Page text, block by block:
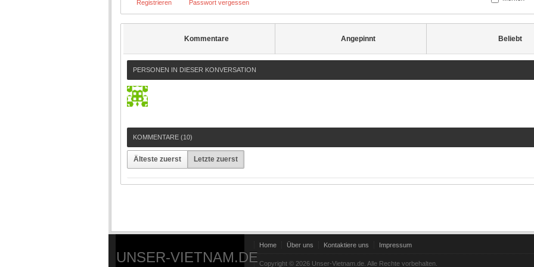
Registrieren Passwort vergessen
Kommentare Angepinnt Beliebt
PERSONEN IN DIESER KONVERSATION
KOMMENTARE (10)
Älteste zuerst Letzte zuerst
UNSER-VIETNAM.DE
Home Über uns Kontaktiere uns Impressum
Copyright © 2026 Unser-Vietnam.de. Alle Rechte vorbehalten.